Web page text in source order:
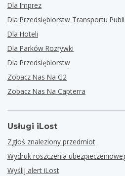
Dla Imprez
Dla Przedsiębiorstw Transportu
Dla Hoteli
Dla Parków Rozrywki
Dla Przedsiębiorstw
Zobacz Nas Na G2
Zobacz Nas Na Capterra
Usługi iLost
Zgłoś znaleziony przedmiot
Wydruk roszczenia
Wyślij alert iLost